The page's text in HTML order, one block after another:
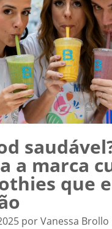
a marca
que
por Vanessa Brollo